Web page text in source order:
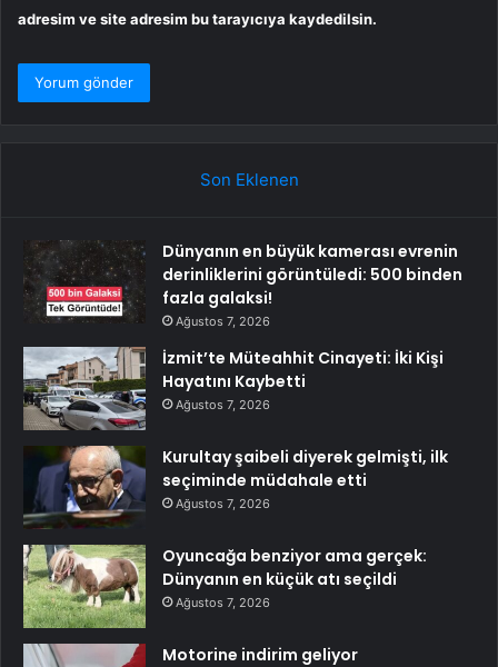
adresim ve site adresim bu tarayıcıya kaydedilsin.
Son Eklenen
Dünyanın en büyük kamerası evrenin
derinliklerini görüntüledi: 500 binden
fazla galaksi!
Ağustos 7, 2026
İzmit’te Müteahhit Cinayeti: İki Kişi
Hayatını Kaybetti
Ağustos 7, 2026
Kurultay şaibeli diyerek gelmişti, ilk
seçiminde müdahale etti
Ağustos 7, 2026
Oyuncağa benziyor ama gerçek:
Dünyanın en küçük atı seçildi
Ağustos 7, 2026
Motorine indirim geliyor